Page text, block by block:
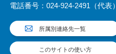
電話番号：024-924-2491（代表）
所属別連絡先一覧
このサイトの使い方